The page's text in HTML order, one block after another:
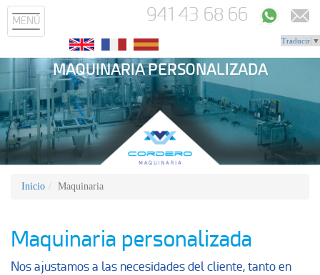
MENÚ 941 43 68 66
Traducir ▼
MAQUINARIA PERSONALIZADA
Inicio Maquinaria
Maquinaria personalizada
Nos ajustamos a las necesidades del cliente, tanto en